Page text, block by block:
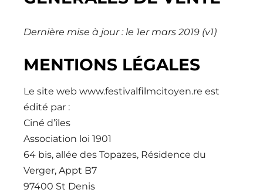
Dernière mise à jour : le 1er mars 2019 (v1)
MENTIONS LÉGALES
Le site web www.festivalfilmcitoyen.re est
édité par :
Ciné d’îles
Association loi 1901
64 bis, allée des Topazes, Résidence du
Verger, Appt B7
97400 St Denis